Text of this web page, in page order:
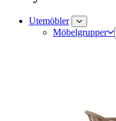
Utemöbler
Möbelgrupper